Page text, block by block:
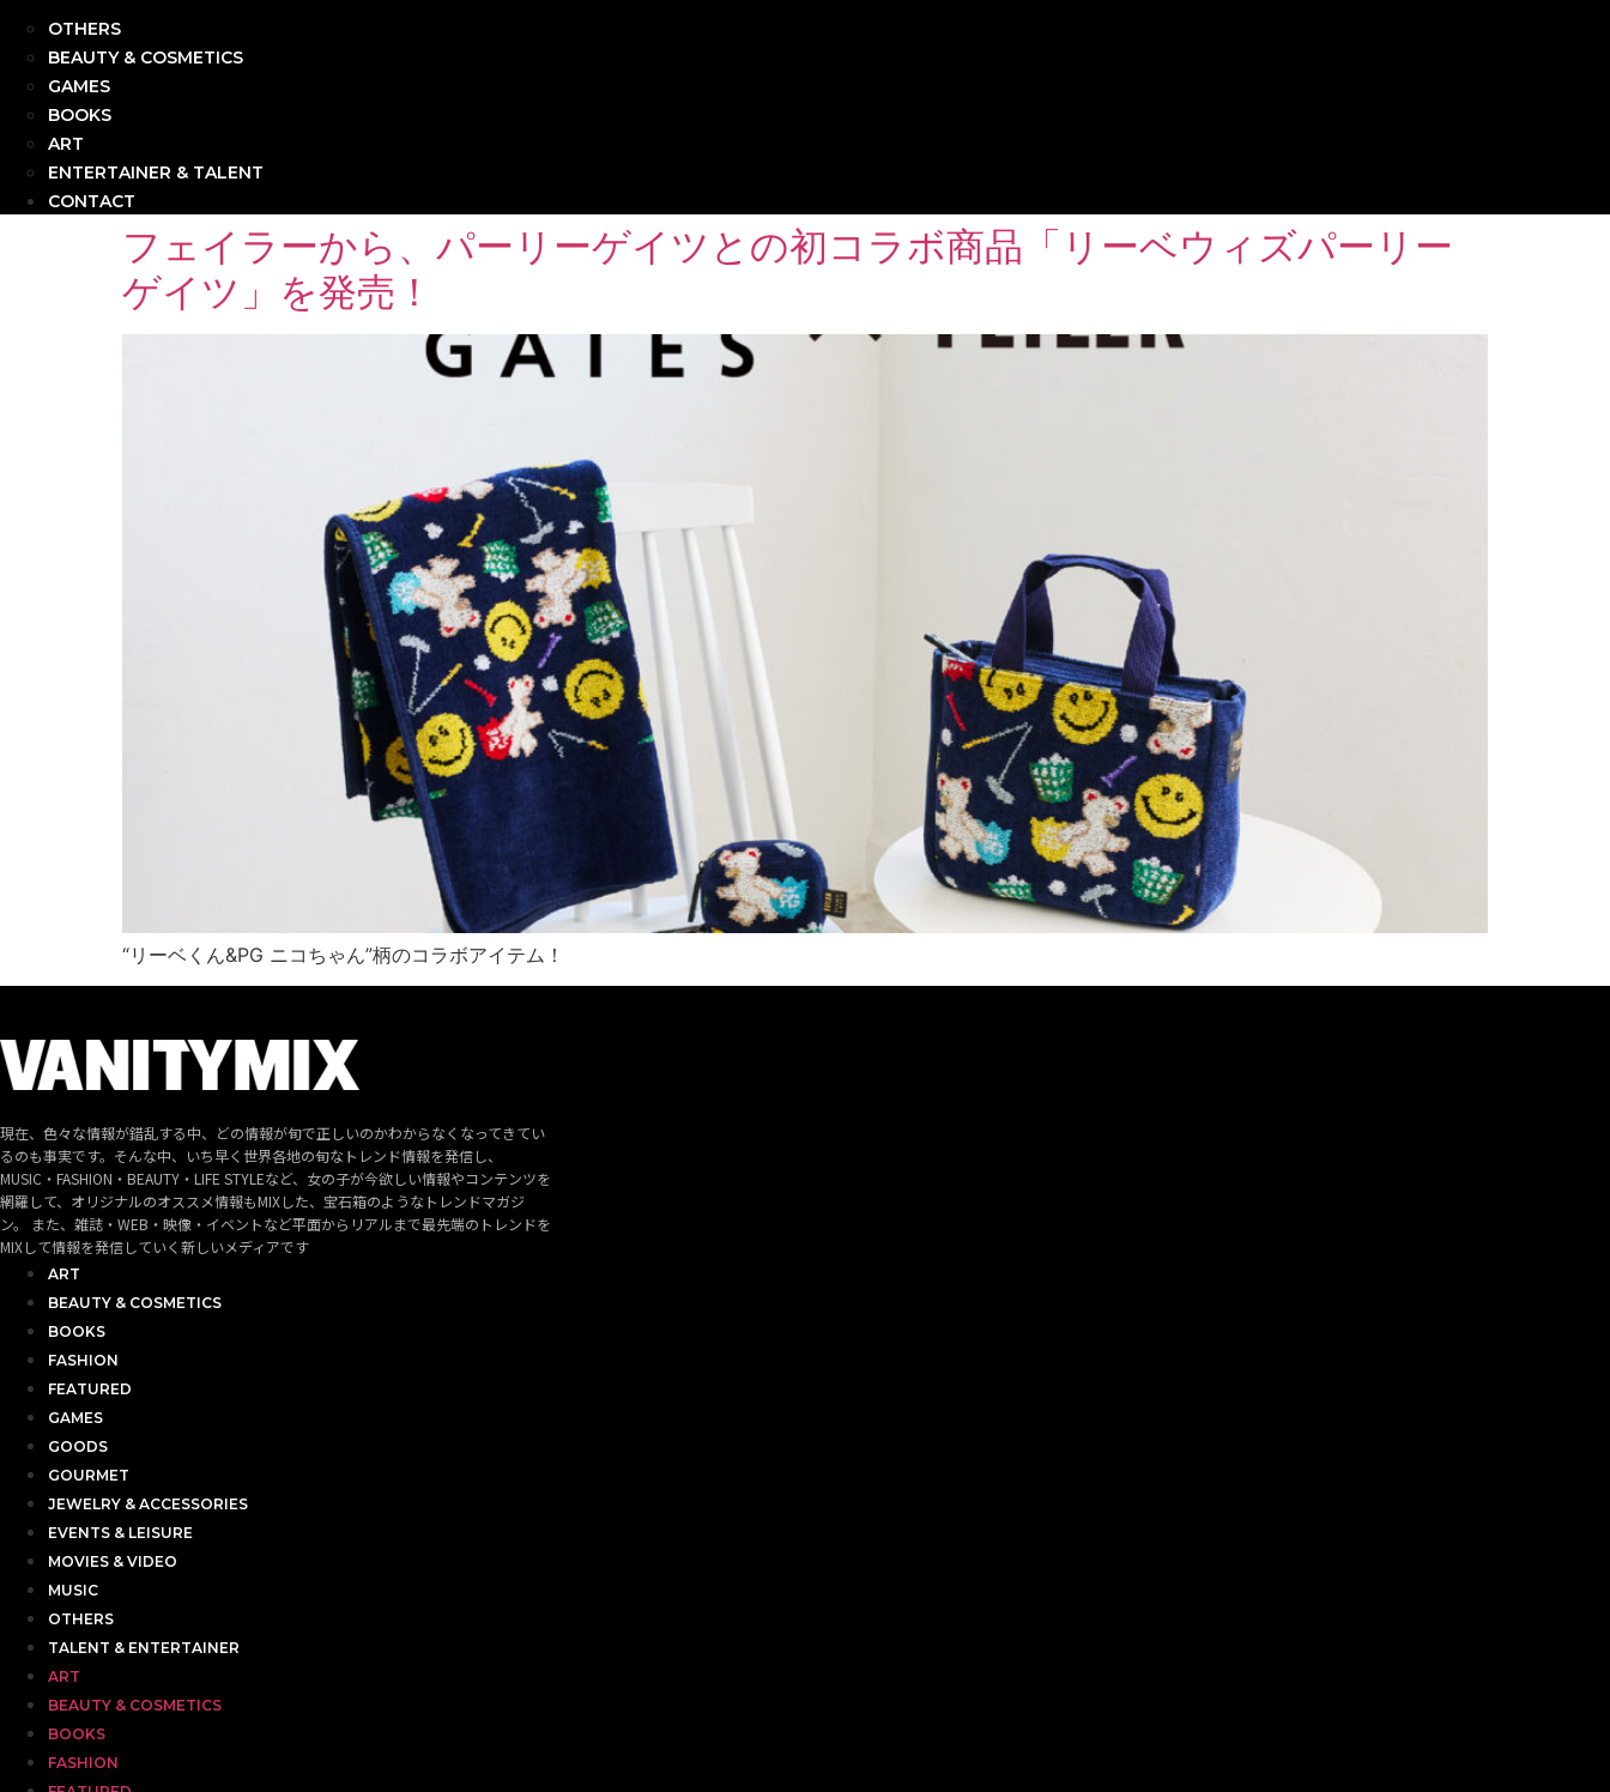
OTHERS
BEAUTY & COSMETICS
GAMES
BOOKS
ART
ENTERTAINER & TALENT
CONTACT
フェイラーから、パーリーゲイツとの初コラボ商品「リーベウィズパーリー
ゲイツ」を発売！
“リーベくん&PG ニコちゃん”柄のコラボアイテム！
現在、色々な情報が錯乱する中、どの情報が旬で正しいのかわからなくなってきてい
るのも事実です。そんな中、いち早く世界各地の旬なトレンド情報を発信し、
MUSIC・FASHION・BEAUTY・LIFE STYLEなど、女の子が今欲しい情報やコンテンツを
網羅して、オリジナルのオススメ情報もMIXした、宝石箱のようなトレンドマガジ
ン。 また、雑誌・WEB・映像・イベントなど平面からリアルまで最先端のトレンドを
MIXして情報を発信していく新しいメディアです
ART
BEAUTY & COSMETICS
BOOKS
FASHION
FEATURED
GAMES
GOODS
GOURMET
JEWELRY & ACCESSORIES
EVENTS & LEISURE
MOVIES & VIDEO
MUSIC
OTHERS
TALENT & ENTERTAINER
ART
BEAUTY & COSMETICS
BOOKS
FASHION